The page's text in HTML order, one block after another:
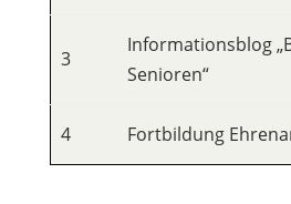
3
Informationsblog
Senioren“
4 Fortbildung